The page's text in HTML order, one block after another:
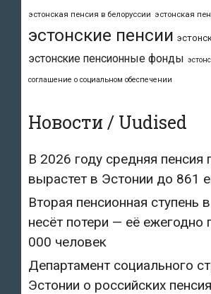
эстонская пенсия в белоруссии эстонская
эстонские пенсии
эстонские пенсионные фонды
соглашение о социальном обеспечении
Новости / Uudised
В 2026 году средняя пенсия
вырастет в Эстонии до 861
Вторая пенсионная ступень
несёт потери — её ежегодно
000 человек
Департамент социального
Эстонии о российских